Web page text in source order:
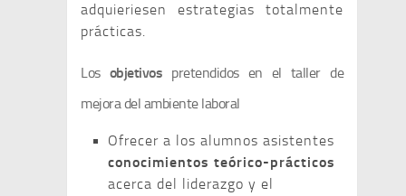
adquieriesen estrategias totalmente
prácticas.
Los objetivos pretendidos en el taller de
mejora del ambiente laboral
Ofrecer a los alumnos asistentes
conocimientos teórico-prácticos
acerca del liderazgo y el